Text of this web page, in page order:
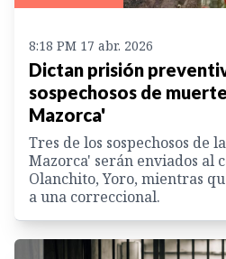
8:18 PM 17 abr. 2026
Dictan prisión
sospechosos de
Mazorca'
Tres de los sospechosos de
Mazorca' serán enviados al
Olanchito, Yoro, mientras
a una correccional.